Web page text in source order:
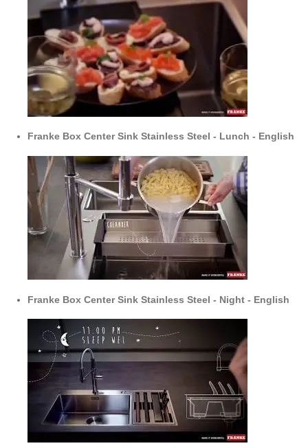
Franke Box Center Sink Stainless Steel - Lunch - English
Franke Box Center Sink Stainless Steel - Night - English